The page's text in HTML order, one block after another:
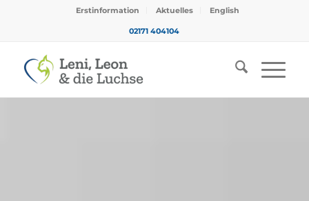
Erstinformation Aktuelles English
02171 404104